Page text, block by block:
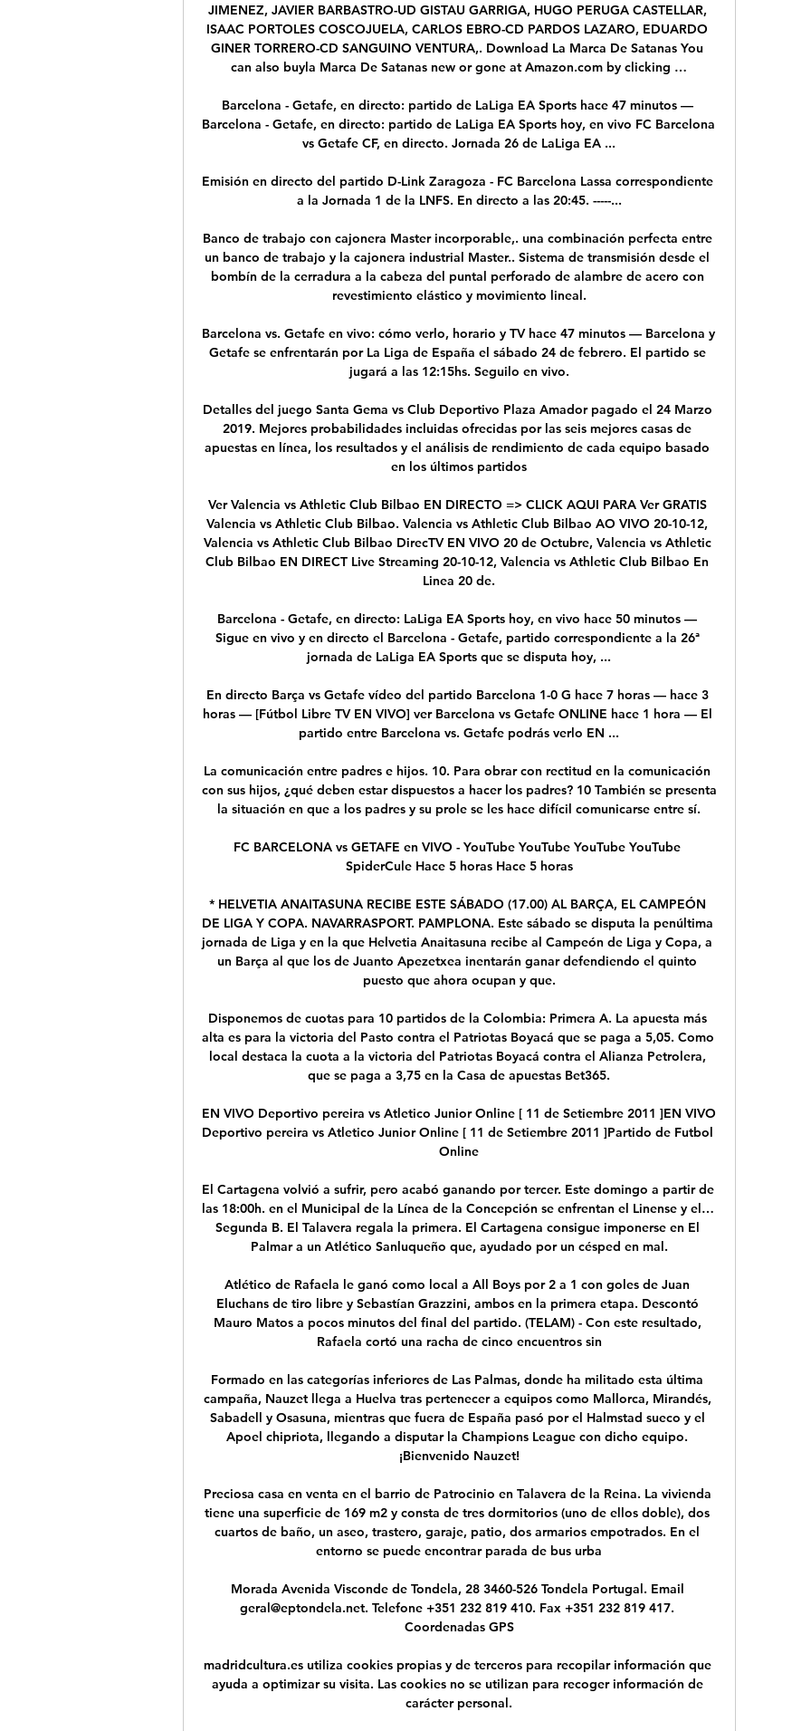
JIMENEZ, JAVIER BARBASTRO-UD GISTAU GARRIGA, HUGO PERUGA CASTELLAR,
ISAAC PORTOLES COSCOJUELA, CARLOS EBRO-CD PARDOS LAZARO, EDUARDO
GINER TORRERO-CD SANGUINO VENTURA,. Download La Marca De Satanas You
can also buyla Marca De Satanas new or gone at Amazon.com by clicking …
Barcelona - Getafe, en directo: partido de LaLiga EA Sports hace 47 minutos —
Barcelona - Getafe, en directo: partido de LaLiga EA Sports hoy, en vivo FC Barcelona
vs Getafe CF, en directo. Jornada 26 de LaLiga EA ...
Emisión en directo del partido D-Link Zaragoza - FC Barcelona Lassa correspondiente
a la Jornada 1 de la LNFS. En directo a las 20:45. -----...
Banco de trabajo con cajonera Master incorporable,. una combinación perfecta entre
un banco de trabajo y la cajonera industrial Master.. Sistema de transmisión desde el
bombín de la cerradura a la cabeza del puntal perforado de alambre de acero con
revestimiento elástico y movimiento lineal.
Barcelona vs. Getafe en vivo: cómo verlo, horario y TV hace 47 minutos — Barcelona y
Getafe se enfrentarán por La Liga de España el sábado 24 de febrero. El partido se
jugará a las 12:15hs. Seguilo en vivo.
Detalles del juego Santa Gema vs Club Deportivo Plaza Amador pagado el 24 Marzo
2019. Mejores probabilidades incluidas ofrecidas por las seis mejores casas de
apuestas en línea, los resultados y el análisis de rendimiento de cada equipo basado
en los últimos partidos
Ver Valencia vs Athletic Club Bilbao EN DIRECTO => CLICK AQUI PARA Ver GRATIS
Valencia vs Athletic Club Bilbao. Valencia vs Athletic Club Bilbao AO VIVO 20-10-12,
Valencia vs Athletic Club Bilbao DirecTV EN VIVO 20 de Octubre, Valencia vs Athletic
Club Bilbao EN DIRECT Live Streaming 20-10-12, Valencia vs Athletic Club Bilbao En
Linea 20 de.
Barcelona - Getafe, en directo: LaLiga EA Sports hoy, en vivo hace 50 minutos —
Sigue en vivo y en directo el Barcelona - Getafe, partido correspondiente a la 26ª
jornada de LaLiga EA Sports que se disputa hoy, ...
En directo Barça vs Getafe vídeo del partido Barcelona 1-0 G hace 7 horas — hace 3
horas — [Fútbol Libre TV EN VIVO] ver Barcelona vs Getafe ONLINE hace 1 hora — El
partido entre Barcelona vs. Getafe podrás verlo EN ...
La comunicación entre padres e hijos. 10. Para obrar con rectitud en la comunicación
con sus hijos, ¿qué deben estar dispuestos a hacer los padres? 10 También se presenta
la situación en que a los padres y su prole se les hace difícil comunicarse entre sí.
FC BARCELONA vs GETAFE en VIVO - YouTube YouTube YouTube YouTube
SpiderCule Hace 5 horas Hace 5 horas
* HELVETIA ANAITASUNA RECIBE ESTE SÁBADO (17.00) AL BARÇA, EL CAMPEÓN
DE LIGA Y COPA. NAVARRASPORT. PAMPLONA. Este sábado se disputa la penúltima
jornada de Liga y en la que Helvetia Anaitasuna recibe al Campeón de Liga y Copa, a
un Barça al que los de Juanto Apezetxea inentarán ganar defendiendo el quinto
puesto que ahora ocupan y que.
Disponemos de cuotas para 10 partidos de la Colombia: Primera A. La apuesta más
alta es para la victoria del Pasto contra el Patriotas Boyacá que se paga a 5,05. Como
local destaca la cuota a la victoria del Patriotas Boyacá contra el Alianza Petrolera,
que se paga a 3,75 en la Casa de apuestas Bet365.
EN VIVO Deportivo pereira vs Atletico Junior Online [ 11 de Setiembre 2011 ]EN VIVO
Deportivo pereira vs Atletico Junior Online [ 11 de Setiembre 2011 ]Partido de Futbol
Online
El Cartagena volvió a sufrir, pero acabó ganando por tercer. Este domingo a partir de
las 18:00h. en el Municipal de la Línea de la Concepción se enfrentan el Linense y el…
Segunda B. El Talavera regala la primera. El Cartagena consigue imponerse en El
Palmar a un Atlético Sanluqueño que, ayudado por un césped en mal.
Atlético de Rafaela le ganó como local a All Boys por 2 a 1 con goles de Juan
Eluchans de tiro libre y Sebastían Grazzini, ambos en la primera etapa. Descontó
Mauro Matos a pocos minutos del final del partido. (TELAM) - Con este resultado,
Rafaela cortó una racha de cinco encuentros sin
Formado en las categorías inferiores de Las Palmas, donde ha militado esta última
campaña, Nauzet llega a Huelva tras pertenecer a equipos como Mallorca, Mirandés,
Sabadell y Osasuna, mientras que fuera de España pasó por el Halmstad sueco y el
Apoel chipriota, llegando a disputar la Champions League con dicho equipo.
¡Bienvenido Nauzet!
Preciosa casa en venta en el barrio de Patrocinio en Talavera de la Reina. La vivienda
tiene una superficie de 169 m2 y consta de tres dormitorios (uno de ellos doble), dos
cuartos de baño, un aseo, trastero, garaje, patio, dos armarios empotrados. En el
entorno se puede encontrar parada de bus urba
Morada Avenida Visconde de Tondela, 28 3460-526 Tondela Portugal. Email
geral@eptondela.net. Telefone +351 232 819 410. Fax +351 232 819 417.
Coordenadas GPS
madridcultura.es utiliza cookies propias y de terceros para recopilar información que
ayuda a optimizar su visita. Las cookies no se utilizan para recoger información de
carácter personal.